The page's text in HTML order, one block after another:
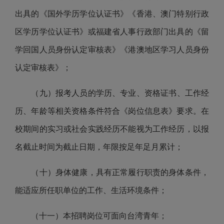
出具的《国外学历学位认证书》《香港、澳门特别行政
区学历学位认证书》或福建省人事行政部门出具的《留
学回国人员身份认定审核表》《港澳地区学习人员身份
认定审核表》；
（ 九）报考人员的学历、专业、资格证书、工作经
历、年龄等相关资格条件符合《岗位信息表》要求。在
校期间的实习或社会实践经历不能视为工作经历，以报
名截止时间 为截止日期，年限按足年足月累计；
（十）身体健康，具有正常履行职责的身体条件，
能适应所任职单位的工作、生活环境条件；
（十一） 本招聘岗位可面向台湾青年 ；